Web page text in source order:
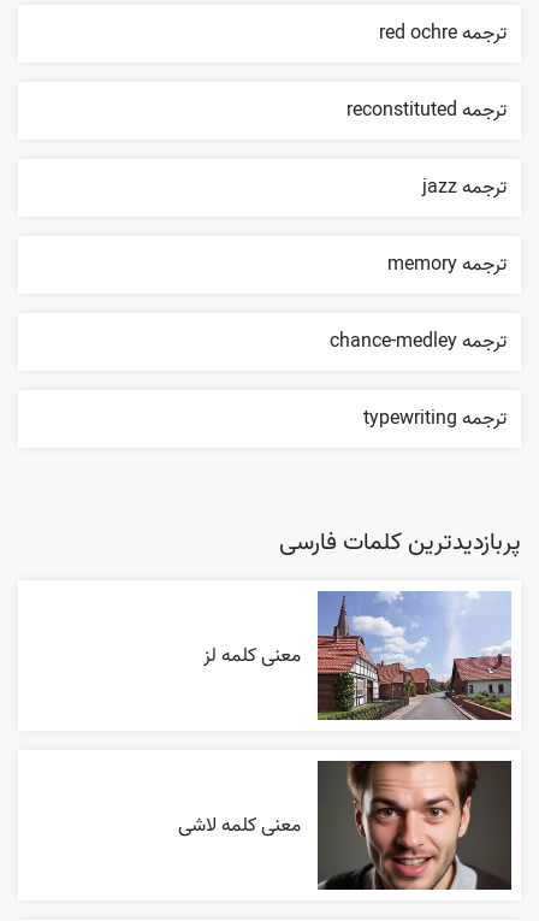
ترجمه red ochre
ترجمه reconstituted
ترجمه jazz
ترجمه memory
ترجمه chance-medley
ترجمه typewriting
پربازدیدترین کلمات فارسی
معنی کلمه لز
معنی کلمه لاشی